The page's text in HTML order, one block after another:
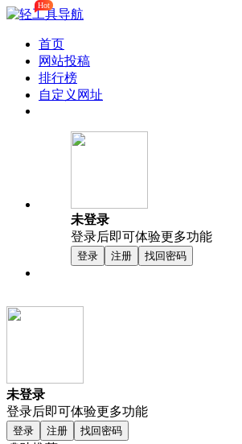
首页
网站投稿
排行榜
Hot
自定义网址
未登录
登录后即可体验更多功能
登录 注册 找回密码
未登录
登录后即可体验更多功能
登录 注册 找回密码